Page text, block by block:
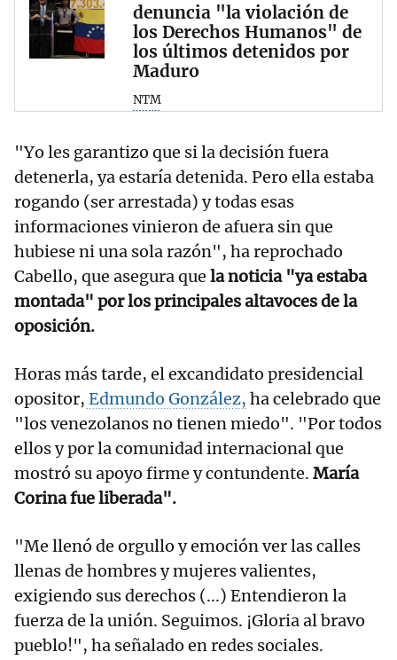
denuncia "la violación de
los Derechos Humanos" de
los últimos detenidos por
Maduro
NTM
"Yo les garantizo que si la decisión fuera
detenerla, ya estaría detenida. Pero ella estaba
rogando (ser arrestada) y todas esas
informaciones vinieron de afuera sin que
hubiese ni una sola razón", ha reprochado
Cabello, que asegura que la noticia "ya estaba
montada" por los principales altavoces de la
oposición.
Horas más tarde, el excandidato presidencial
opositor, Edmundo González, ha celebrado que
"los venezolanos no tienen miedo". "Por todos
ellos y por la comunidad internacional que
mostró su apoyo firme y contundente. María
Corina fue liberada".
"Me llenó de orgullo y emoción ver las calles
llenas de hombres y mujeres valientes,
exigiendo sus derechos (...) Entendieron la
fuerza de la unión. Seguimos. ¡Gloria al bravo
pueblo!", ha señalado en redes sociales.